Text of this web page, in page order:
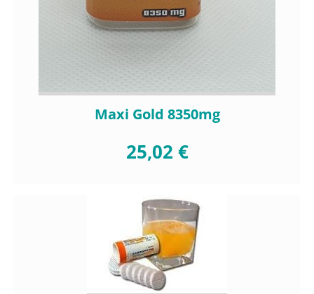
Maxi Gold 8350mg
25,02 €